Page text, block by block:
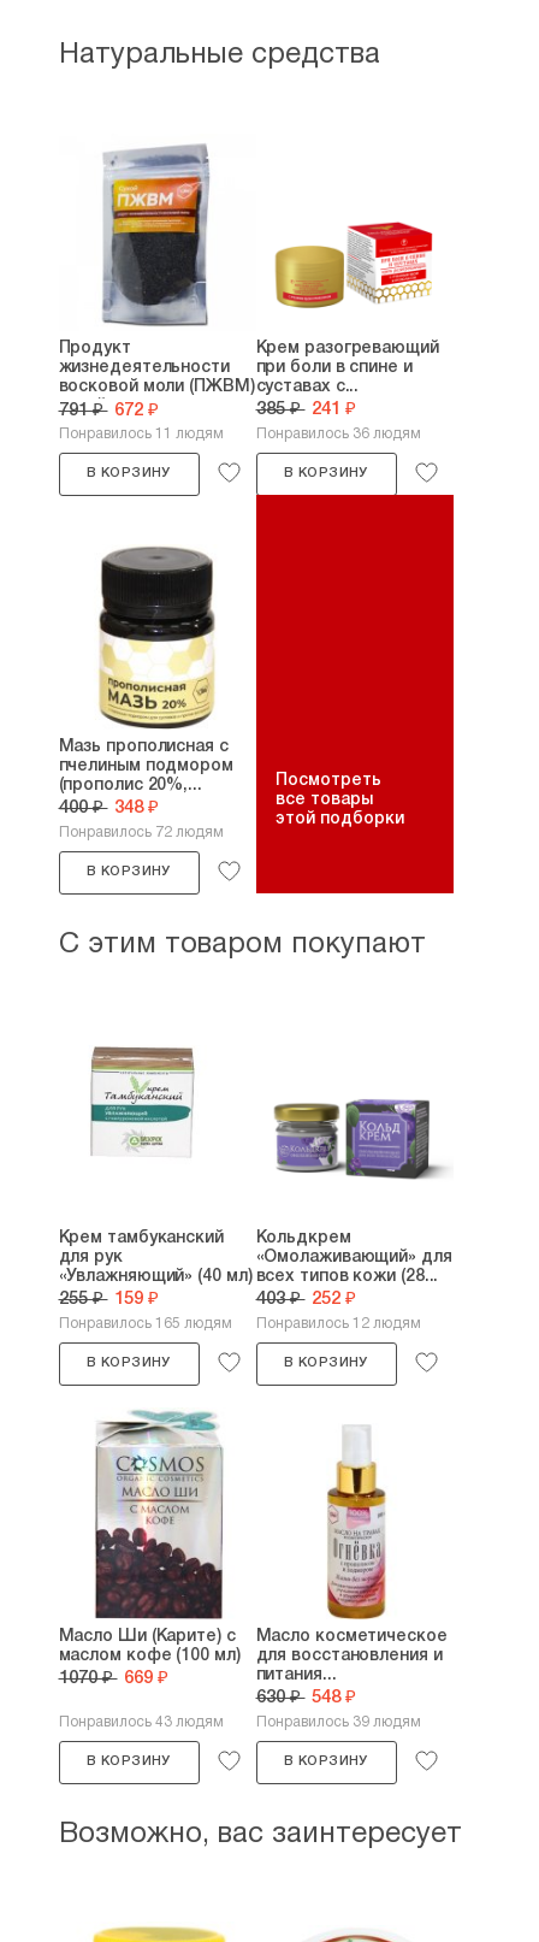
Натуральные средства
Продукт
жизнедеятельности
восковой моли (ПЖВМ)
сухой...
791 ₽ 672 ₽
Понравилось 11 людям
В КОРЗИНУ
Крем разогревающий
при боли в спине и
суставах с...
385 ₽ 241 ₽
Понравилось 36 людям
В КОРЗИНУ
Мазь прополисная с
пчелиным подмором
(прополис 20%,...
400 ₽ 348 ₽
Понравилось 72 людям
В КОРЗИНУ
Посмотреть
все товары
этой подборки
С этим товаром покупают
Крем тамбуканский
для рук
«Увлажняющий» (40 мл)
255 ₽ 159 ₽
Понравилось 165 людям
В КОРЗИНУ
Кольдкрем
«Омолаживающий» для
всех типов кожи (28...
403 ₽ 252 ₽
Понравилось 12 людям
В КОРЗИНУ
Масло Ши (Карите) с
маслом кофе (100 мл)
1070 ₽ 669 ₽
Понравилось 43 людям
В КОРЗИНУ
Масло косметическое
для восстановления и
питания...
630 ₽ 548 ₽
Понравилось 39 людям
В КОРЗИНУ
Возможно, вас заинтересует